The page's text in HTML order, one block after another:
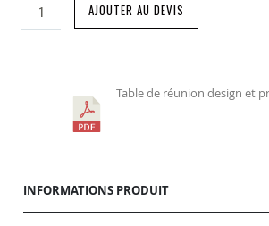
AJOUTER AU DEVIS
Table de réunion design et
INFORMATIONS PRODUIT